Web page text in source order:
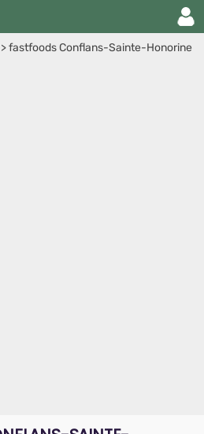
>fastfoods Conflans-Sainte-Honorine